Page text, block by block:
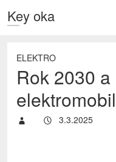
Key oka
ELEKTRO
Rok 2030
3.3.2025